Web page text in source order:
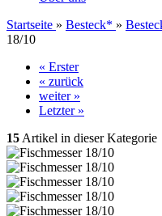
Startseite » Besteck* »
18/10
« Erster
« zurück
weiter »
Letzter »
15 Artikel in dieser Kategorie